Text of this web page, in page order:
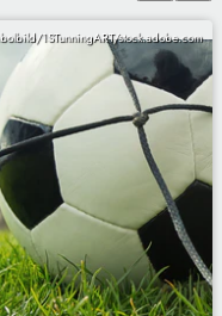
1STunningART/stock.adobe.com